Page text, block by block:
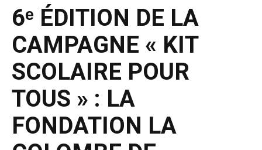
6ᵉ ÉDITION DE LA
CAMPAGNE « KIT
SCOLAIRE POUR
TOUS » : LA
FONDATION LA